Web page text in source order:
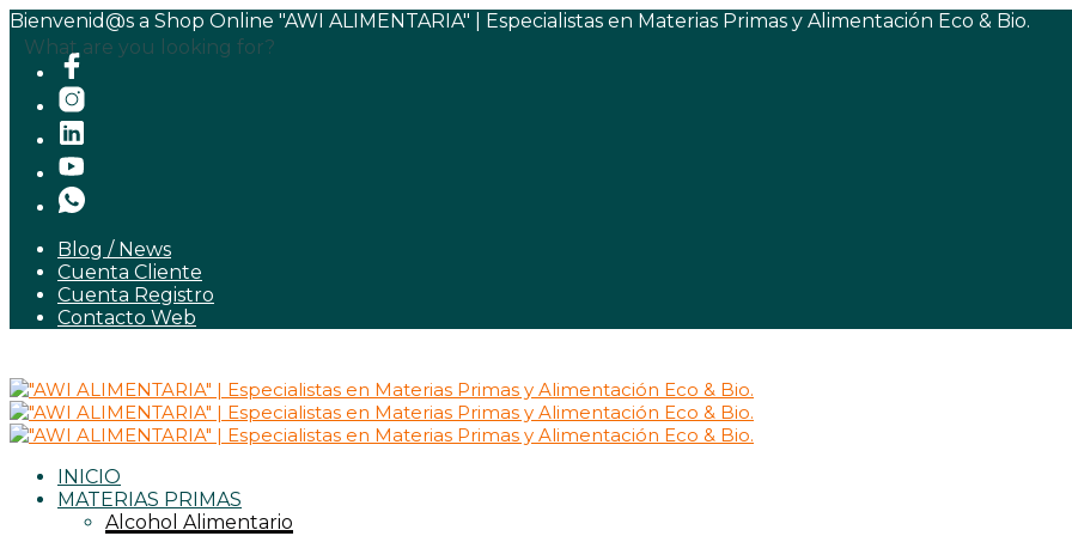
Bienvenid@s a Shop Online "AWI ALIMENTARIA" | Especialistas en Materias Primas y Alimentación Eco & Bio.
Blog / News
Cuenta Cliente
Cuenta Registro
Contacto Web
INICIO
MATERIAS PRIMAS
Alcohol Alimentario
What are you looking for?